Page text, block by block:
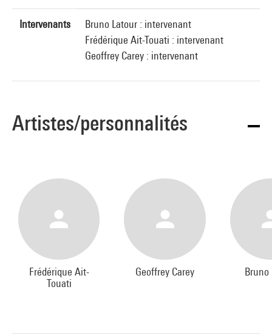
Intervenants
Bruno Latour : intervenant
Frédérique Ait-Touati : intervenant
Geoffrey Carey : intervenant
Artistes/personnalités
Frédérique Ait-
Touati
Geoffrey Carey Bruno